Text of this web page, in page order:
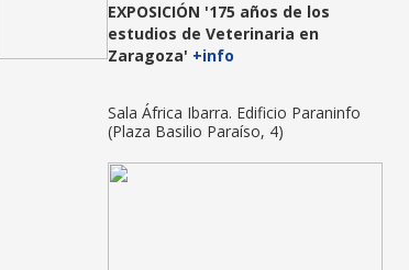
EXPOSICIÓN '175 años de los
estudios de Veterinaria en
Zaragoza' +info
Sala África Ibarra. Edificio Paraninfo
(Plaza Basilio Paraíso, 4)